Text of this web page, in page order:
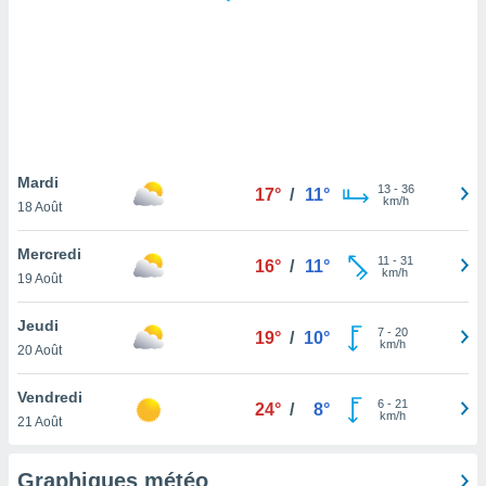
notre
que
et que
Mardi
18 Août
17° / 11° 13- 36
km/h
Mercredi
19 Août
16° / 11° 11 - 31
km/h
Jeudi
20 Août
19° / 10° 7- 20
km/h
Vendredi
21 Août
24° / 8° 6- 21
km/h
Graphiques météo